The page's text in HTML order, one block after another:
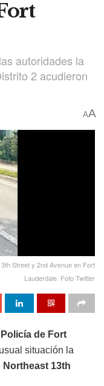
autoridades la
2 acudieron
AA
Street y 2nd Avenue en Fort
Lauderdale. Foto Twitter
de Fort
situación la
Northeast 13th